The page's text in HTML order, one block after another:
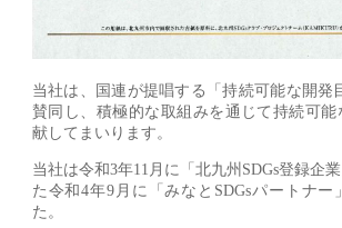
当社は、国連が提唱する「持続可能な開発
賛同し、積極的な取組みを通じて持続可
献してまいります。
当社は令和3年11月に「北九州SDGs登録企
た令和4年9月に「みなとSDGsパートナー
た。